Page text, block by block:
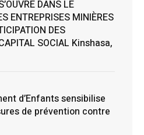
DANS LE
ENTREPRISES MINIÈRES
DES
SOCIAL Kinshasa,
d’Enfants sensibilise
de prévention contre